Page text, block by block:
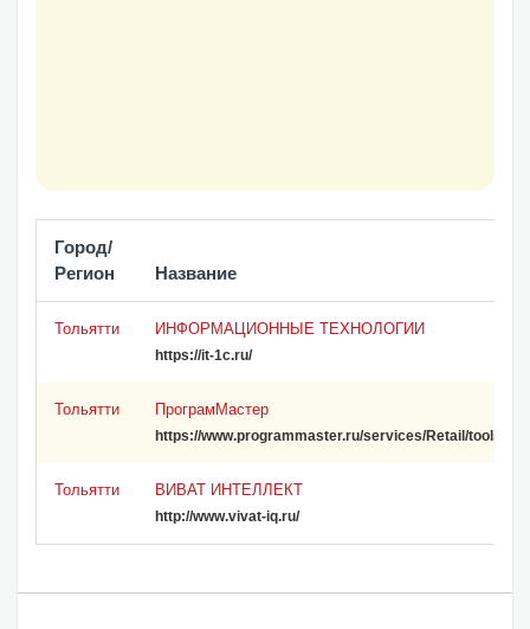
Город/
Регион
Название
Тольятти ИНФОРМАЦИОННЫЕ ТЕХНОЛОГИИ
https://it-1c.ru/
Тольятти ПрограмМастер
https://www.programmaster.ru/services/Retail/tools
Тольятти ВИВАТ ИНТЕЛЛЕКТ
http://www.vivat-iq.ru/